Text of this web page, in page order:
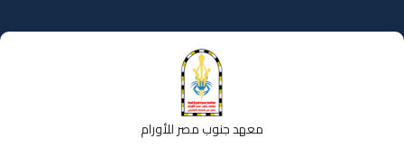
إلى
المحتوى
معهد جنوب مصر للأورام